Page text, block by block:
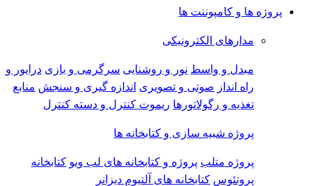
پروژه ها و کامپوننت ها
مدارهای الکترونیکی
مبدل و واسط نور و روشنایی سرگرمی و بازی درایور و
راه انداز صوتی و تصویری اندازه گیری و سنجش منابع
تغذیه و رگولاتورها ریموت کنترل و دسته کنترل
پروژه شبیه سازی و کتابخانه ها
پروژه متلب پروژه و کتابخانه های لب ویو کتابخانه
پروتئوس کتابخانه های آلتیوم دیزانر